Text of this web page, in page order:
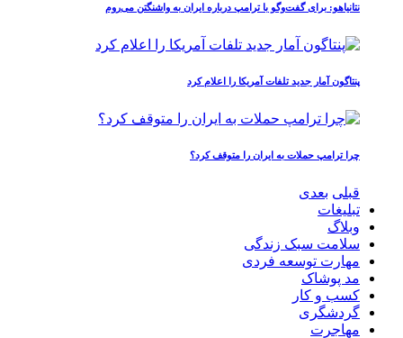
نتانیاهو: برای گفت‌وگو با ترامپ درباره ایران به واشنگتن می‌روم
پنتاگون آمار جدید تلفات آمریکا را اعلام کرد
چرا ترامپ حملات به ایران را متوقف کرد؟
قبلی بعدی
تبلیغات
وبلاگ
سلامت سبک زندگی
مهارت توسعه فردی
مد پوشاک
کسب و کار
گردشگری
مهاجرت